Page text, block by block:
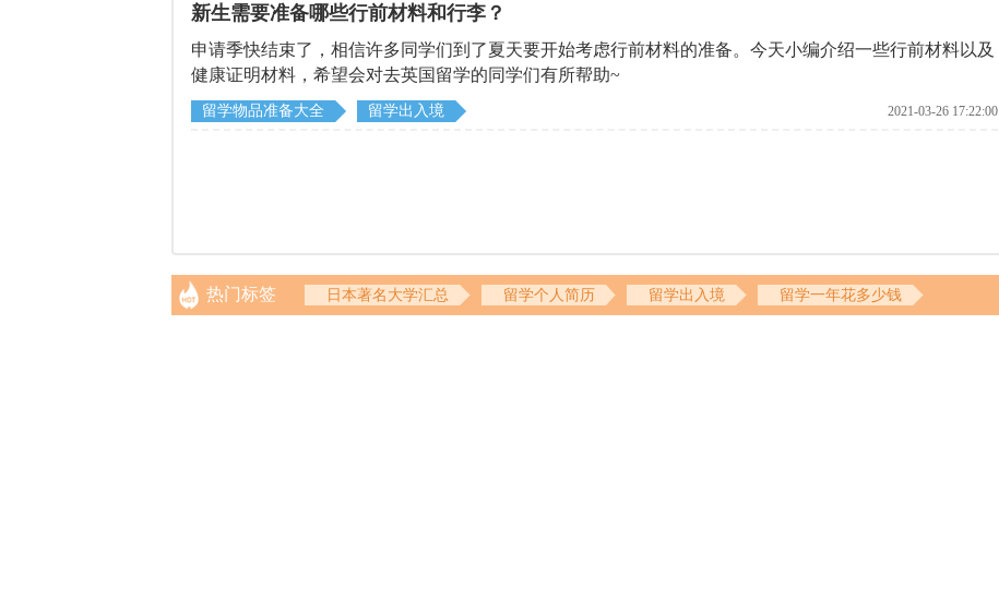
新生需要准备哪些行前材料和行李？
申请季快结束了，相信许多同学们到了夏天要开始考虑行前材料的准备。今天小编介绍一些行前材料以及
健康证明材料，希望会对去英国留学的同学们有所帮助~
留学物品准备大全 留学出入境 2021-03-26 17:22:00
热门标签 日本著名大学汇总 留学个人简历 留学出入境 留学一年花多少钱